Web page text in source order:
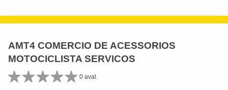
AMT4 COMERCIO DE ACESSORIOS
MOTOCICLISTA SERVICOS
0 aval.